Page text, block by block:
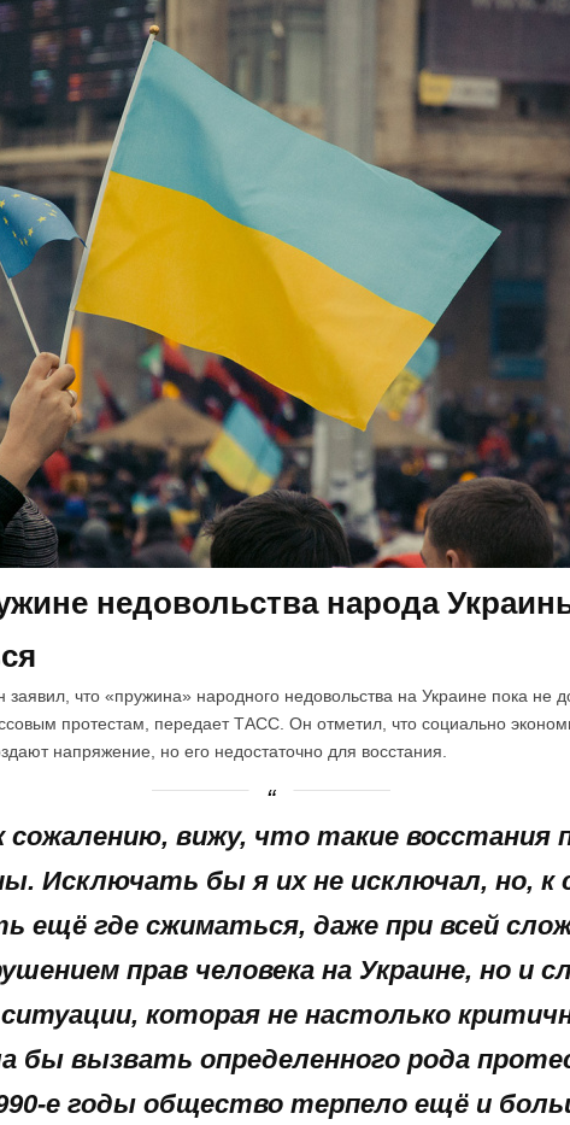
недовольства народа
что «пружина» народного недовольства на Украине пока не
протестам, передает ТАСС. Он отметил, что социально
напряжение, но его недостаточно для восстания.
сожалению, вижу, что такие восстания
Исключать бы я их не исключал, но, к
ещё где сжиматься, даже при всей
прав человека на Украине, но и
ситуации, которая не настолько
бы вызвать определенного рода
е годы общество терпело ещё и